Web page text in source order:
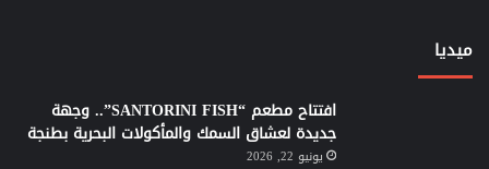
ميديا
افتتاح مطعم “SANTORINI FISH”.. وجهة
جديدة لعشاق السمك والمأكولات البحرية بطنجة
يونيو 22, 2026